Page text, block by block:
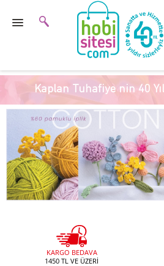
Kaplan Tuhafiye nin 40
KARGO BEDAVA
1450 TL VE ÜZERİ